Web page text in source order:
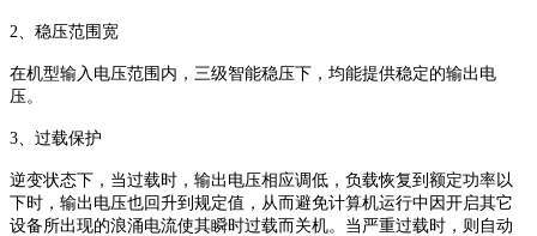
2、稳压范围宽
在机型输入电压范围内，三级智能稳压下，均能提供稳定的输出电
压。
3、过载保护
逆变状态下，当过载时，输出电压相应调低，负载恢复到额定功率以
下时，输出电压也回升到规定值，从而避免计算机运行中因开启其它
设备所出现的浪涌电流使其瞬时过载而关机。当严重过载时，则自动